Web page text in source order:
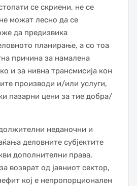
се скриени, не се
можат лесно да се
да предизвика
планирање, а со тоа
причина за намалена
и за нивна трансмисија кон
производи и/или услуги,
пазарни цени за тие добра/
неданочни и
деловните субјектите
дополнителни права,
возврат од јавниот сектор,
кој е непропорционален